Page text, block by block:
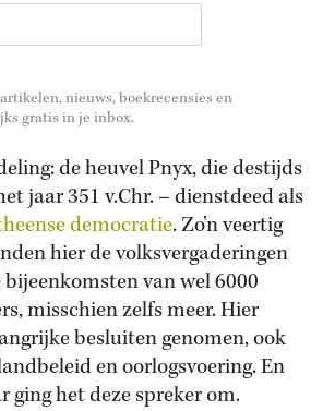
nieuws, boekrecensies en
gratis in je inbox.
de heuvel Pnyx, die destijds
jaar 351 v.Chr. – dienstdeed als
democratie. Zo’n veertig
hier de volksvergaderingen
van wel 6000
misschien zelfs meer. Hier
besluiten genomen, ook
en oorlogsvoering. En
ging het deze spreker om.